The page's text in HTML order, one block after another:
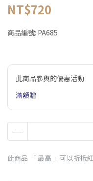
NT$720
商品編號: PA685
此商品參與的優惠活動
滿額贈
此商品 「 最高 」可以折抵